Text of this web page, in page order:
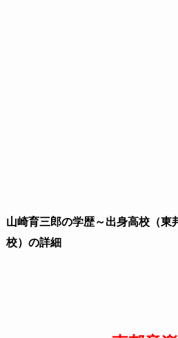
山崎育三郎の学歴～出身高校（東
校）の詳細